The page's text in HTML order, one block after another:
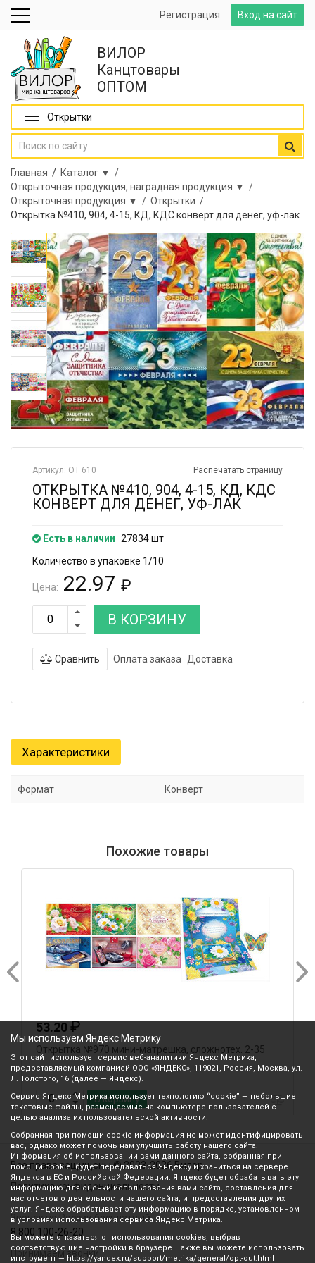
Вход на сайт
Регистрация
ВИЛОР
Канцтовары
ОПТОМ
Открытки
Главная / Каталог ▼ /
Открыточная продукция, наградная продукция ▼ /
Открыточная продукция ▼ / Открытки /
Открытка №410, 904, 4-15, КД, КДС конверт для денег, уф-лак
Распечатать страницу
Артикул: ОТ 610
ОТКРЫТКА №410, 904, 4-15, КД, КДС
КОНВЕРТ ДЛЯ ДЕНЕГ, УФ-ЛАК
Есть в наличии 27834 шт
Количество в упаковке 1/10
Цена: 22.97 ₽
В КОРЗИНУ
Сравнить Оплата заказа Доставка
Характеристики
Формат Конверт
Похожие товары
53.20₽
Открытка №970 мини-матрешка, сложнотех. 2-35
В корзину
Все права защищены © 2003-2026 Вилор
Политика конфиденциальности
Звонок по России бесплатный
8 800 100-26-20
Принимаем звонки
Мы используем Яндекс Метрику
Этот сайт использует сервис веб-аналитики Яндекс Метрика,
предоставляемый компанией ООО «ЯНДЕКС», 119021, Россия, Москва, ул.
Л. Толстого, 16 (далее — Яндекс).
Сервис Яндекс Метрика использует технологию “cookie” — небольшие
текстовые файлы, размещаемые на компьютере пользователей с
целью анализа их пользовательской активности.
Собранная при помощи cookie информация не может идентифицировать
вас, однако может помочь нам улучшить работу нашего сайта.
Информация об использовании вами данного сайта, собранная при
помощи cookie, будет передаваться Яндексу и храниться на сервере
Яндекса в ЕС и Российской Федерации. Яндекс будет обрабатывать эту
информацию для оценки использования вами сайта, составления для
нас отчетов о деятельности нашего сайта, и предоставления других
услуг. Яндекс обрабатывает эту информацию в порядке, установленном
в условиях использования сервиса Яндекс Метрика.
Вы можете отказаться от использования cookies, выбрав
соответствующие настройки в браузере. Также вы можете использовать
инструмент — https://yandex.ru/support/metrika/general/opt-out.html